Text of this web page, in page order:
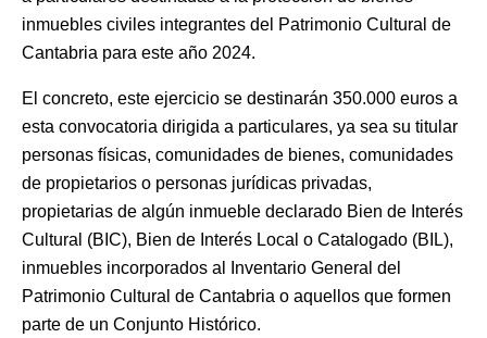
inmuebles civiles integrantes del Patrimonio Cultural de
Cantabria para este año 2024.
El concreto, este ejercicio se destinarán 350.000 euros a
esta convocatoria dirigida a particulares, ya sea su titular
personas físicas, comunidades de bienes, comunidades
de propietarios o personas jurídicas privadas,
propietarias de algún inmueble declarado Bien de Interés
Cultural (BIC), Bien de Interés Local o Catalogado (BIL),
inmuebles incorporados al Inventario General del
Patrimonio Cultural de Cantabria o aquellos que formen
parte de un Conjunto Histórico.